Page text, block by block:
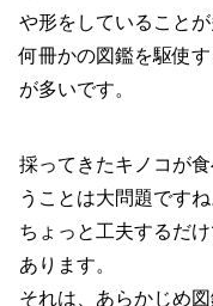
や形をしていることが
何冊かの図鑑を駆使
が多いです。
採ってきたキノコが
うことは大問題ですね
ちょっと工夫するだ
あります。
それは、あらかじめ